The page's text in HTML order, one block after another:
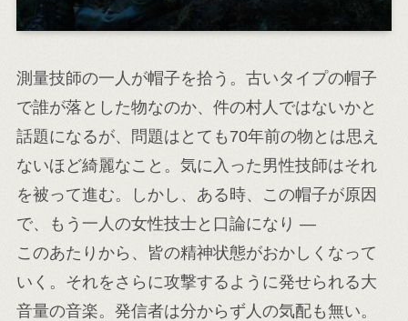
測量技師の一人が帽子を拾う。古いタイプの帽子
で誰が落とした物なのか、件の村人ではないかと
話題になるが、問題はとても70年前の物とは思え
ないほど綺麗なこと。気に入った男性技師はそれ
を被って進む。しかし、ある時、この帽子が原因
で、もう一人の女性技士と口論になり ―
このあたりから、皆の精神状態がおかしくなって
いく。それをさらに攻撃するように発せられる大
音量の音楽。発信者は分からず人の気配も無い。